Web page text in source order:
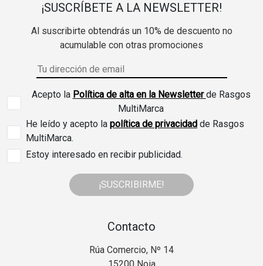
¡SUSCRÍBETE A LA NEWSLETTER!
Al suscribirte obtendrás un 10% de descuento no
acumulable con otras promociones
Acepto la Política de alta en la Newsletterde Rasgos
MultiMarca
He leído y acepto la política de privacidad de Rasgos
MultiMarca.
Estoy interesado en recibir publicidad.
¡SUSCRIBIRME!
Contacto
Rúa Comercio, Nº 14